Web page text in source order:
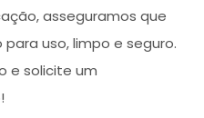
asseguramos que
uso, limpo e seguro.
e solicite um